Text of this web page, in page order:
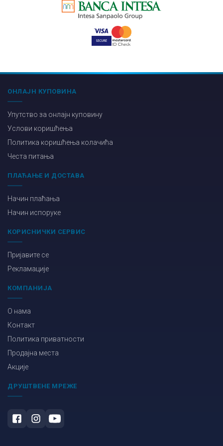
ОНЛАЈН КУПОВИНА
Упутство за онлајн куповину
Услови коришћења
Политика коришћења колачића
Честа питања
ПЛАЋАЊЕ И ДОСТАВА
Начин плаћања
Начин испоруке
КОРИСНИЧКИ СЕРВИС
Пријавите се
Рекламације
КОМПАНИЈА
О нама
Контакт
Политика приватности
Продајна места
Акције
ДРУШТВЕНЕ МРЕЖЕ